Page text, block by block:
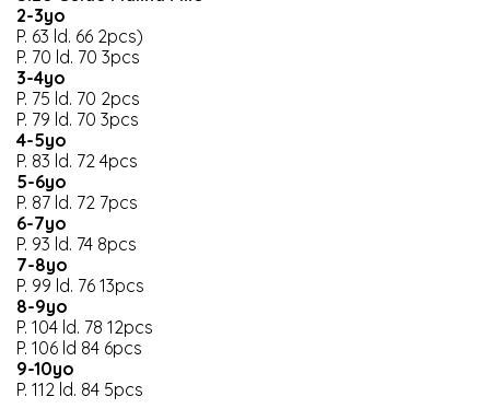
2-3yo
P. 63 ld. 66 2pcs)
P. 70 ld. 70 3pcs
3-4yo
P. 75 ld. 70 2pcs
P. 79 ld. 70 3pcs
4-5yo
P. 83 ld. 72 4pcs
5-6yo
P. 87 ld. 72 7pcs
6-7yo
P. 93 ld. 74 8pcs
7-8yo
P. 99 ld. 76 13pcs
8-9yo
P. 104 ld. 78 12pcs
P. 106 ld 84 6pcs
9-10yo
P. 112 ld. 84 5pcs